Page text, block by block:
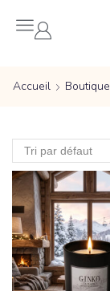
Accueil Boutique